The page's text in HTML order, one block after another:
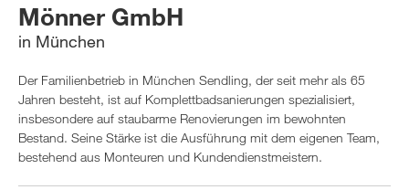
Mönner GmbH
in München
Der Familienbetrieb in München Sendling, der seit mehr als 65
Jahren besteht, ist auf Komplettbadsanierungen spezialisiert,
insbesondere auf staubarme Renovierungen im bewohnten
Bestand. Seine Stärke ist die Ausführung mit dem eigenen Team,
bestehend aus Monteuren und Kundendienstmeistern.